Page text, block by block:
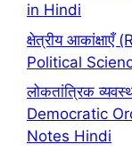
in Hindi
क्षेत्रीय
Political
लोकतांत्रिक
Democratic
Notes Hindi